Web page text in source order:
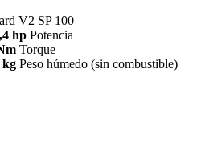
V2 SP 100
hp Potencia
Torque
kg Peso húmedo (sin combustible)